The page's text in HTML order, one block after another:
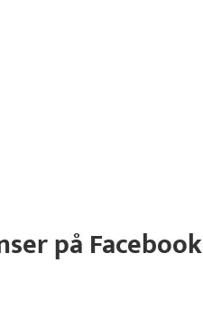
på Facebook